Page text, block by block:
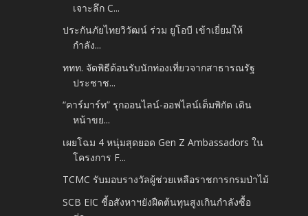
เจาะลึก C...
ประกันภัยไทยวิวัฒน์ ร่วม ยูโอบี เข้าเยี่ยมให้
กำลัง...
ททท. จัดพิธีต้อนรับนักท่องเที่ยวจากสาธารณรัฐ
ประชาช...
“คาร์มาร์ท” รุกออนไลน์-ออฟไลน์เต็มพิกัด เดิน
หน้าขย...
เผยโฉม 4 หนุ่มสุดยอด Gen Z Ambassadors ใน
โครงการ F...
TCMC รับมอบรางวัลผู้ช่วยเหลือราชการกรมป่าไม้
SCB EIC ชี้อสังหาฯยังฝืดต้นทุนสูงเกินกำลังซื้อ